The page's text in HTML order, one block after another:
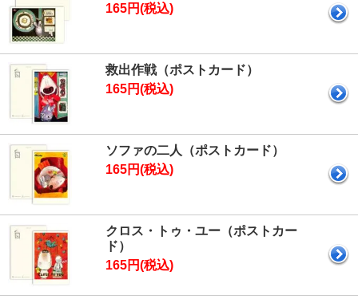
165円(税込)
救出作戦（ポストカード）
165円(税込)
ソファの二人（ポストカード）
165円(税込)
クロス・トゥ・ユー（ポストカー
ド）
165円(税込)